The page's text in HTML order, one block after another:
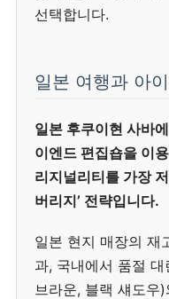
선택합니다.
일본 여행과 아
일본 후쿠이현 사바
이엔드 편집숍을 이
리지널리티를 가장
버리지’ 전략입니다.
일본 현지 매장의 재
과, 국내에서 품절
브라운, 블랙 섀도우